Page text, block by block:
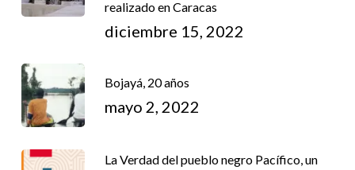
realizado en Caracas
diciembre 15, 2022
Bojayá, 20 años
mayo 2, 2022
La Verdad del pueblo negro Pacífico, un